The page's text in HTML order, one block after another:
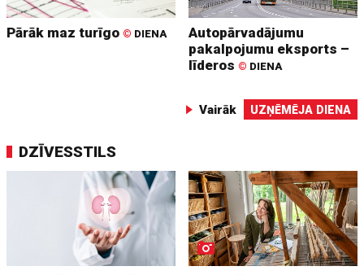
Pārāk maz turīgo © DIENA
Autopārvadājumu
pakalpojumu eksports –
līderos © DIENA
Vairāk UZŅĒMĒJA DIENA
DZĪVESSTILS